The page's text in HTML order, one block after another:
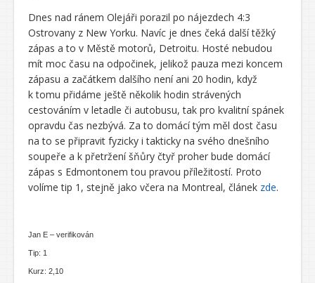
Dnes nad ránem Olejáři porazil po nájezdech 4:3
Ostrovany z New Yorku. Navíc je dnes čeká další těžký
zápas a to v Městě motorů, Detroitu. Hosté nebudou
mít moc času na odpočinek, jelikož pauza mezi koncem
zápasu a začátkem dalšího není ani 20 hodin, když
k tomu přidáme ještě několik hodin strávených
cestováním v letadle či autobusu, tak pro kvalitní spánek
opravdu čas nezbývá. Za to domácí tým měl dost času
na to se připravit fyzicky i takticky na svého dnešního
soupeře a k přetržení šňůry čtyř proher bude domácí
zápas s Edmontonem tou pravou příležitostí. Proto
volíme tip 1, stejně jako včera na Montreal, článek zde.
Jan E – verifikován
Tip: 1
Kurz: 2,10